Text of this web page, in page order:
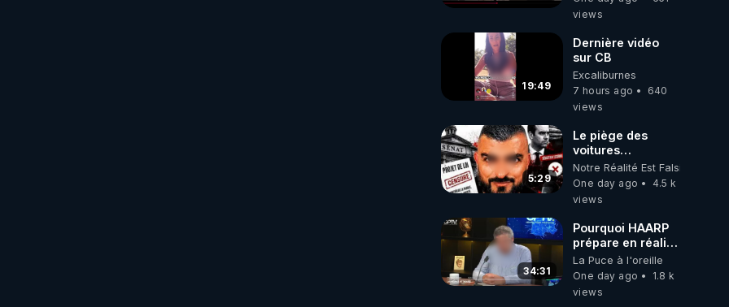
views
19:49
Dernière vidéo
sur CB
Excaliburnes
7 hours ago
640
views
5:29
Le piège des
voitures
électriques se
referme sur les
usagers !
Notre Réalité Est Falsifiée Et
One day ago
4.5 k
views
34:31
Pourquoi HAARP
prépare en réalité
un CHAOS
climatique, on
répond
La Puce à l'oreille
One day ago
1.8 k
views